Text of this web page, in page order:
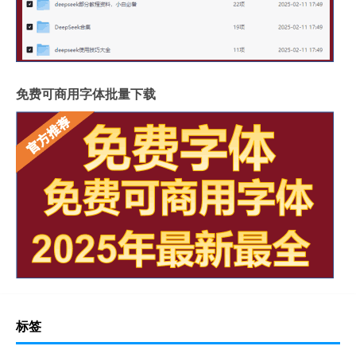
免费可商用字体批量下载
标签